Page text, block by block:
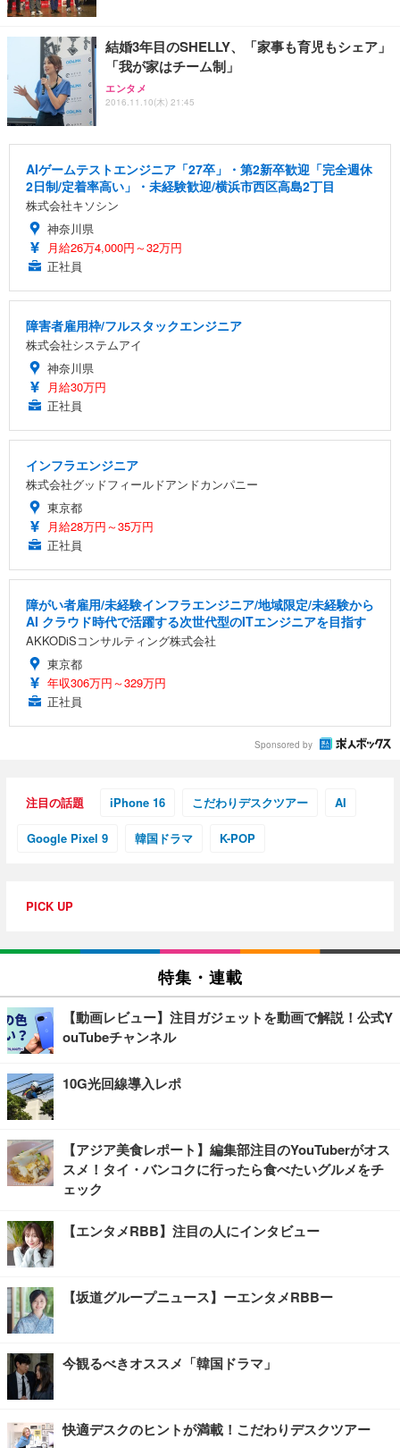
ョン PCチェア 通気性メッシュ ゲーミング/勉強/事
務用 おしゃれ パソコンチェア (ホワイト)
ANDWINT オフィスチェア デスクチェア 肘なし メ
ッシュ 通気性 ランバーサポート付き 腰サポート ガ
ス圧無段階昇降 360度回転 キャスター付き コンパク
勤務 ブラック
【MiniLED/24.5inch/280Hz/FHD】GRAPHT THE S
HOOTER Gaming Monitor 24” Essential ゲーミン
グモニター QD 24.5インチ 1ms FHD 量子ドット 残
アイリスオーヤマ ペットシーツ 超厚型 お徳用 レギ
ュラー 200枚入【Amazon.co.jp限定】
結婚3年目のSHELLY、「家事も育児もシェア」
「我が家はチーム制」
エンタメ
2016.11.10(木) 21:45
AIゲームテストエンジニア「27卒」・第2新卒歓迎「完全週休
2日制/定着率高い」・未経験歓迎/横浜市西区高島2丁目
株式会社キソシン
神奈川県
月給26万4,000円～32万円
正社員
障害者雇用枠/フルスタックエンジニア
株式会社システムアイ
神奈川県
月給30万円
正社員
インフラエンジニア
株式会社グッドフィールドアンドカンパニー
東京都
月給28万円～35万円
正社員
障がい者雇用/未経験インフラエンジニア/地域限定/未経験から
AI クラウド時代で活躍する次世代型のITエンジニアを目指す
AKKODiSコンサルティング株式会社
東京都
年収306万円～329万円
正社員
Sponsored by
注目の話題 iPhone 16 こだわりデスクツアー AI
Google Pixel 9 韓国ドラマ K-POP
PICK UP
特集・連載
【動画レビュー】注目ガジェットを動画で解説！公式Y
ouTubeチャンネル
10G光回線導入レポ
【アジア美食レポート】編集部注目のYouTuberがオス
スメ！タイ・バンコクに行ったら食べたいグルメをチ
ェック
【エンタメRBB】注目の人にインタビュー
【坂道グループニュース】ーエンタメRBBー
今観るべきオススメ「韓国ドラマ」
快適デスクのヒントが満載！こだわりデスクツアー